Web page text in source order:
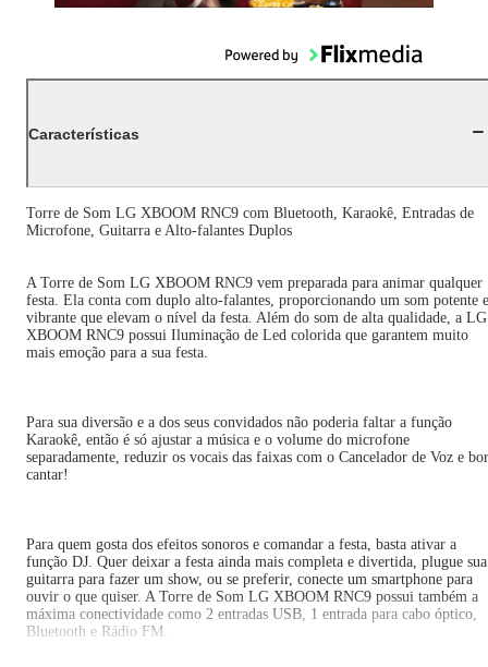
Características
Torre de Som LG XBOOM RNC9 com Bluetooth, Karaokê, Entradas de
Microfone, Guitarra e Alto-falantes Duplos
A Torre de Som LG XBOOM RNC9 vem preparada para animar qualquer
festa. Ela conta com duplo alto-falantes, proporcionando um som potente e
vibrante que elevam o nível da festa. Além do som de alta qualidade, a LG
XBOOM RNC9 possui Iluminação de Led colorida que garantem muito
mais emoção para a sua festa.
Para sua diversão e a dos seus convidados não poderia faltar a função
Karaokê, então é só ajustar a música e o volume do microfone
separadamente, reduzir os vocais das faixas com o Cancelador de Voz e
cantar!
Para quem gosta dos efeitos sonoros e comandar a festa, basta ativar a
função DJ. Quer deixar a festa ainda mais completa e divertida, plugue sua
guitarra para fazer um show, ou se preferir, conecte um smartphone para
ouvir o que quiser. A Torre de Som LG XBOOM RNC9 possui também a
máxima conectividade como 2 entradas USB, 1 entrada para cabo óptico,
Bluetooth e Rádio FM.